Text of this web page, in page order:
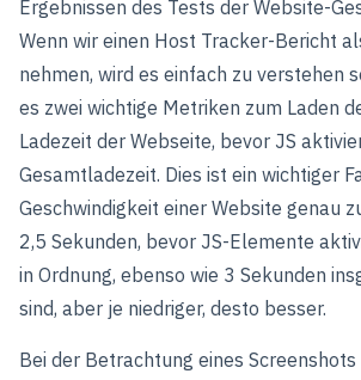
Ergebnissen des Tests der Website-
Wenn wir einen Host Tracker-Bericht
nehmen, wird es einfach zu verstehen
es zwei wichtige Metriken zum Laden
Ladezeit der Webseite, bevor JS
Gesamtladezeit. Dies ist ein wichtiger
Geschwindigkeit einer Website genau
2,5 Sekunden, bevor JS-Elemente
in Ordnung, ebenso wie 3 Sekunden
sind, aber je niedriger, desto besser.
Bei der Betrachtung eines Screenshots